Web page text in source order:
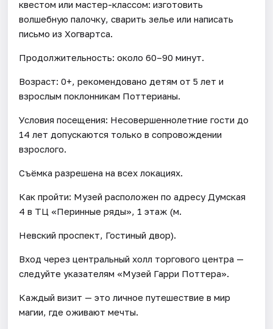
квестом или мастер-классом: изготовить
волшебную палочку, сварить зелье или написать
письмо из Хогвартса.
Продолжительность: около 60–90 минут.
Возраст: 0+, рекомендовано детям от 5 лет и
взрослым поклонникам Поттерианы.
Условия посещения: Несовершеннолетние гости до
14 лет допускаются только в сопровождении
взрослого.
Съёмка разрешена на всех локациях.
Как пройти: Музей расположен по адресу Думская
4 в ТЦ «Перинные ряды», 1 этаж (м.
Невский проспект, Гостиный двор).
Вход через центральный холл торгового центра —
следуйте указателям «Музей Гарри Поттера».
Каждый визит — это личное путешествие в мир
магии, где оживают мечты.